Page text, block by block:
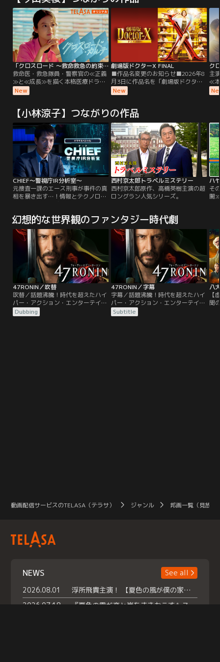
「クロスロード ～救命救急の約束～」スピンオフドラマ「クロスロード・カルテ」
救命医・救急隊員・警察官の≪正義
≫と≪成長≫を描く本格医療ドラマ
『クロスロード ～救命救急の約束
～』から、本編では描き切れない知
カルテ≫、スピンオフドラマ『クロ
スロード・カルテ』が誕生！春木遥
（今田美桜）が医師を目指すきっか
けと、彼女の背中を押し続ける言葉
が明らかに！そしてミステリアスな
ベテラン麻酔科医・権野（船越英一
郎）の噂の真相とはー？
New
劇場版ドクターX FINAL
■作品名変更のお知らせ■2026年8
月3日に作品名を「劇場版ドクター
X」→「劇場版ドクターX FINAL」
に変更いたしました。内容は同一と
ーランスの天才外科医・大門未知子
は、某国の大統領の命を救うため日
本を離れていた。その頃、東帝大学
病院では、若き新病院長・神津比呂
人が現れる。
New
ク
主
≪
≫が
差
医
ど
思
た
若
は
壁
て…
な
は
【小林涼子】つながりの作品
CHIEF～警視庁IR分析室～
元捜査一課のエース刑事が事件の真
相を暴き出す…！情報とテクノロジ
明郷）が西新宿の路上で銃殺され
る。唯一の目撃者である小田切直人
（宮川一朗太）は、ある理由から警
察への協力を拒否。捜査一課内に新
設された『IR分析室』の主任・深町
功太郎（沢村一樹）は…。
西村京太郎トラベルミステリー
西村京太郎原作、高橋英樹主演の超
ロングラン人気シリーズ。
ハ
そ
闇
る
幻想的な世界観のファンタジー時代劇
47RONIN／吹替
吹替／話題沸騰！時代を超えたハイ
パー・アクション・エンターテイメ
ント、堂々の凱旋！！スケールもア
クションもすべてが型破り！最新
Dubbing
47RONIN／字幕
字幕／話題沸騰！時代を超えたハイ
パー・アクション・エンターテイメ
ント、堂々の凱旋！！スケールもア
クションもすべてが型破り！最新
Subtitle
八
【
聞
動画配信サービスのTELASA（テラサ） ジャンル 邦画一覧（見放題
NEWS
See all
2026.08.01
浮所飛貴主演！ 【夏色の風が僕の家にやってきた】 本日よりテラサで独占配信スタート！
2026.07.18
『夏色の雲が恋と嵐をまきおこす』スペシャルメイキング 【Part1】2026年７月18日（土）23時30分～配信スタート！話題のシーンの裏側を大公開！豪華キャスト大集合！ 『武宮家 真夏の家族会議』開催！